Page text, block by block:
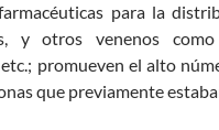
para la
y otros venenos
promueven el alto
que previamente